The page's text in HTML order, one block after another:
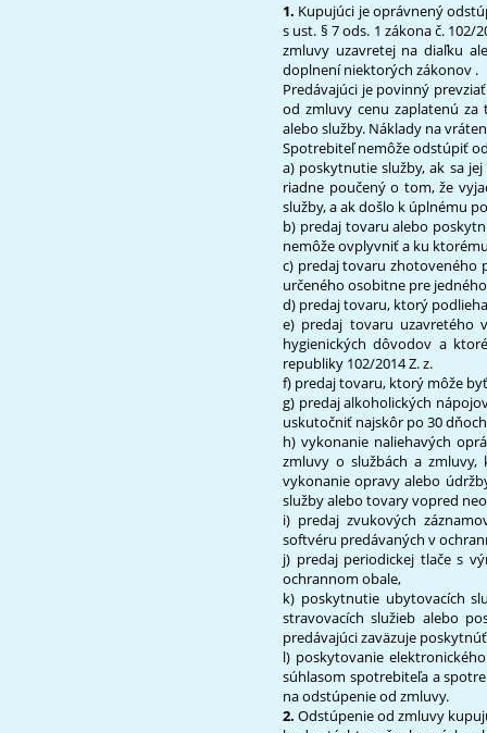
1. Kupujúci je oprávnený
s ust. § 7 ods. 1 zákona č.
zmluvy uzavretej na diaľku
doplnení niektorých zákonov .
Predávajúci je povinný
od zmluvy cenu zaplatenú
alebo služby. Náklady na
Spotrebiteľ nemôže odstúpiť
a) poskytnutie služby, ak sa
riadne poučený o tom, že
služby, a ak došlo k úplnému
b) predaj tovaru alebo
nemôže ovplyvniť a ku
c) predaj tovaru zhotoveného
určeného osobitne pre
d) predaj tovaru, ktorý
e) predaj tovaru uzavretého
hygienických dôvodov a
republiky 102/2014 Z. z.
f) predaj tovaru, ktorý môže
g) predaj alkoholických
uskutočniť najskôr po 30
h) vykonanie naliehavých
zmluvy o službách a
vykonanie opravy alebo
služby alebo tovary vopred
i) predaj zvukových
softvéru predávaných v
j) predaj periodickej tlače s
ochrannom obale,
k) poskytnutie ubytovacích
stravovacích služieb alebo
predávajúci zaväzuje
l) poskytovanie
súhlasom spotrebiteľa a
na odstúpenie od zmluvy.
2.Odstúpenie od zmluvy